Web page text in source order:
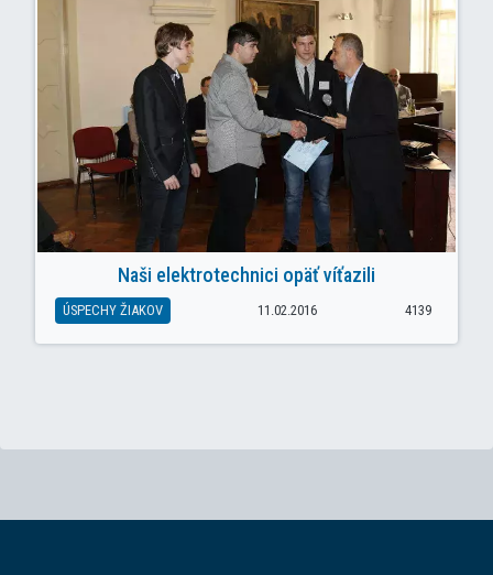
Naši elektrotechnici opäť víťazili
ÚSPECHY ŽIAKOV 11.02.2016 4139